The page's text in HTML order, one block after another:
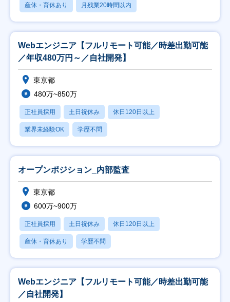
産休・育休あり 月残業20時間以内
Webエンジニア【フルリモート可能／時差出勤可能
／年収480万円～／自社開発】
東京都
480万~850万
正社員採用 土日祝休み 休日120日以上
業界未経験OK 学歴不問
オープンポジション_内部監査
東京都
600万~900万
正社員採用 土日祝休み 休日120日以上
産休・育休あり 学歴不問
Webエンジニア【フルリモート可能／時差出勤可能
／自社開発】